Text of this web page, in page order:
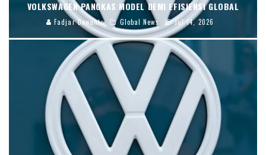
VOLKSWAGEN PANGKAS MODEL DEMI EFISIENSI GLOBAL
Fadjar Dewanto Global News Jul 14, 2026